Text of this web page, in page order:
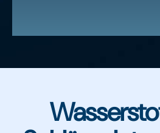
Ja, unser System wird in
und nutzt lokale